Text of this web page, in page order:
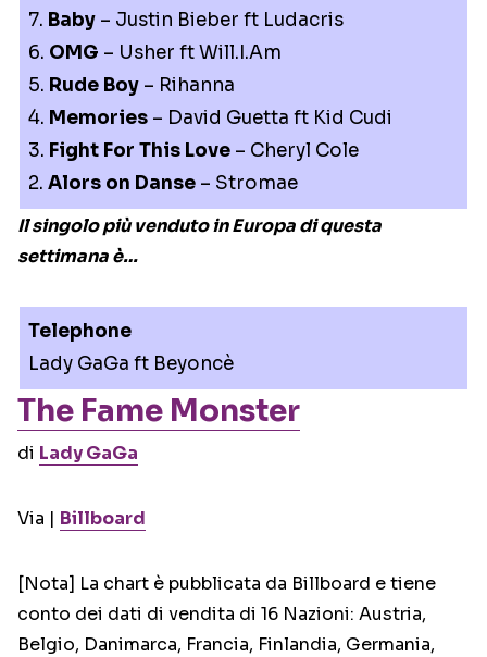
7. Baby – Justin Bieber ft Ludacris
6. OMG – Usher ft Will.I.Am
5. Rude Boy – Rihanna
4. Memories – David Guetta ft Kid Cudi
3. Fight For This Love – Cheryl Cole
2. Alors on Danse – Stromae
Il singolo più venduto in Europa di questa
settimana è…
Telephone
Lady GaGa ft Beyoncè
The Fame Monster
di Lady GaGa
Via | Billboard
[Nota] La chart è pubblicata da Billboard e tiene
conto dei dati di vendita di 16 Nazioni: Austria,
Belgio, Danimarca, Francia, Finlandia, Germania,